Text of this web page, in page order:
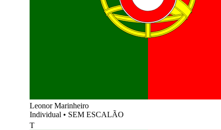
Leonor Marinheiro
Individual • SEM ESCALÃO
T